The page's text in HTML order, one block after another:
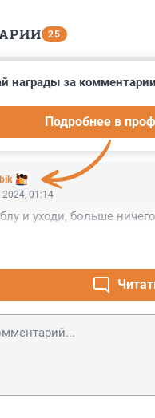
25
2024, 11:48
бомбануло. Осталось
в своих душных
награды за
Подробнее в
2024, 01:14
и уходи, больше